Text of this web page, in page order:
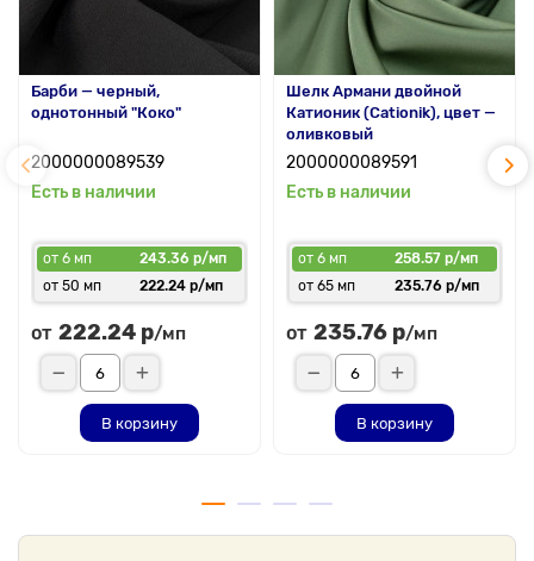
Барби — черный,
однотонный "Коко"
2000000089539
Есть в наличии
от 6 мп
243.36 р/мп
от 50 мп
222.24 р/мп
от 222.24 р/мп
В корзину
Шелк Армани двойной
Катионик (Cationik), цвет —
оливковый
2000000089591
Есть в наличии
от 6 мп
258.57 р/мп
от 65 мп
235.76 р/мп
от 235.76 р/мп
В корзину